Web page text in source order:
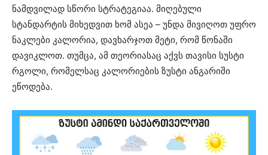
ნამდვილად სწორი სტრატეგიაა. მიღებული
სტანდარტის მიხედვით ხომ ასეა – უნდა მივიღოთ უფრო
ნაკლები კალორია, დავხარჯოთ მეტი, რომ წონაში
დავიკლოთ. თუმცა, ამ თეორიასაც აქვს თავისი სუსტი
რგოლი, რომელსაც კალორიების ზუსტი ანგარიში
ეწოდება.